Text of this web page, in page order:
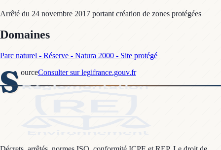
Arrêté du 24 novembre 2017 portant création de zones protégées
Domaines
Parc naturel - Réserve - Natura 2000 - Site protégé
S ourceConsulter sur legifrance.gouv.fr